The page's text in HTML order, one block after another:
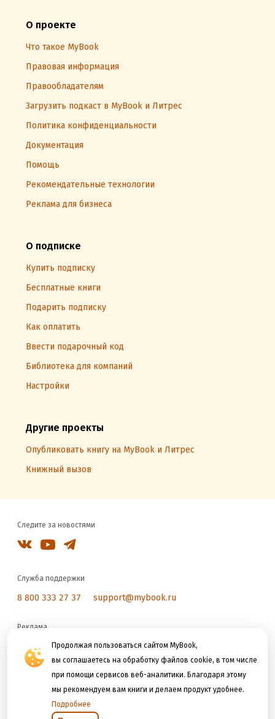
Продолжая пользоваться сайтом MyBook,
вы соглашаетесь на обработку файлов cookie, в том числе
при помощи сервисов веб-аналитики. Благодаря этому
мы рекомендуем вам книги и делаем продукт удобнее.
Подробнее
О проекте
Что такое MyBook
Правовая информация
Правообладателям
Загрузить подкаст в MyBook и Литрес
Политика конфиденциальности
Документация
Помощь
Рекомендательные технологии
Реклама для бизнеса
О подписке
Купить подписку
Бесплатные книги
Подарить подписку
Как оплатить
Ввести подарочный код
Библиотека для компаний
Настройки
Другие проекты
Опубликовать книгу на MyBook и Литрес
Книжный вызов
Следите за новостями
Служба поддержки
8 800 333 27 37 support@mybook.ru
Реклама
reklama@litres.ru
Мы принимаем к оплате